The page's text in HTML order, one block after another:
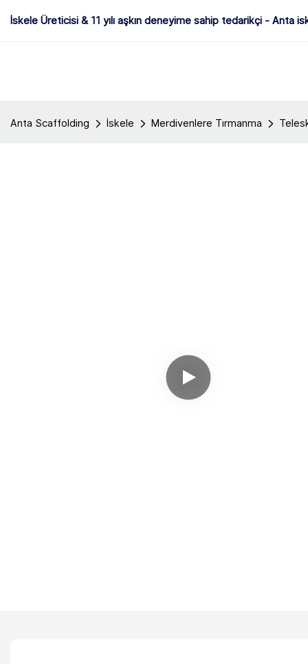
İskele Üreticisi & 11 yılı aşkın deneyime sahip tedarikçi - Anta
Anta Scaffolding İskele Merdivenlere Tırmanma